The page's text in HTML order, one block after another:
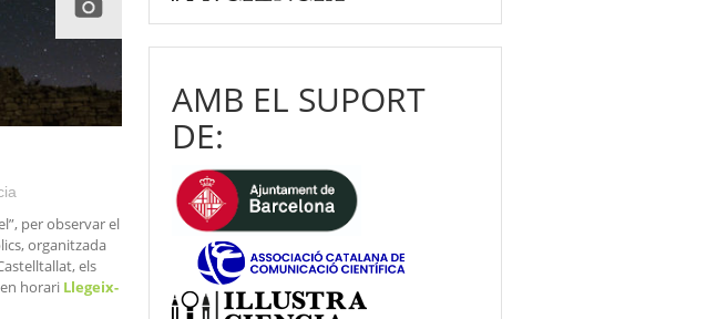
per observar el
organitzada
els
horariLlegeix-
AMB EL SUPORT
DE: